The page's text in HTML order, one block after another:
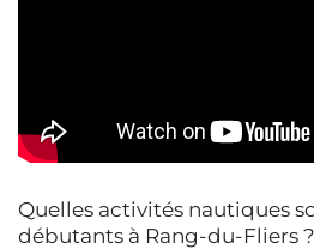
Quelles activités nautiques
débutants à Rang-du-Fliers ?